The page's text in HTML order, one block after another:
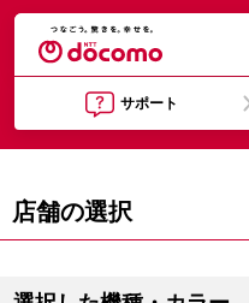
サポート
店舗の選択